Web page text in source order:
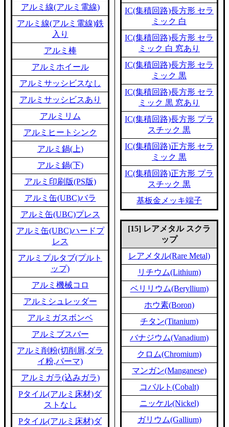
アルミ線(アルミ電線)
アルミ線(アルミ電線)鉄
入り
アルミ棒
アルミホイール
アルミサッシビスなし
アルミサッシビスあり
アルミリム
アルミヒートシンク
アルミ鍋(上)
アルミ鍋(下)
アルミ印刷版(PS版)
アルミ缶(UBC)バラ
アルミ缶(UBC)プレス
アルミ缶(UBC)ハードプ
レス
アルミプルタブ(プルト
ップ)
アルミ機械コロ
アルミシュレッダー
アルミガスボンベ
アルミブスバー
アルミ削粉(切削屑,ダラ
イ粉,パーマ)
アルミガラ(込みガラ)
Pタイル(アルミ床材)ダ
ストなし
Pタイル(アルミ床材)ダ
IC(集積回路)長方形 セラ
ミック 白
IC(集積回路)長方形 セラ
ミック 白 窓あり
IC(集積回路)長方形 セラ
ミック 黒
IC(集積回路)長方形 セラ
ミック 黒 窓あり
IC(集積回路)長方形 プラ
スチック 黒
IC(集積回路)正方形 セラ
ミック 黒
IC(集積回路)正方形 プラ
スチック 黒
基板金メッキ端子
[15] レアメタル スクラ
ップ
レアメタル(Rare Metal)
リチウム(Lithium)
ベリリウム(Beryllium)
ホウ素(Boron)
チタン(Titanium)
バナジウム(Vanadium)
クロム(Chromium)
マンガン(Manganese)
コバルト(Cobalt)
ニッケル(Nickel)
ガリウム(Gallium)